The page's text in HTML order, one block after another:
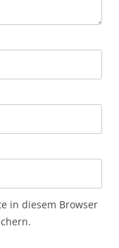
in diesem Browser